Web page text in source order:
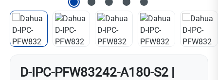
D-IPC-PFW83242-A180-S2 |